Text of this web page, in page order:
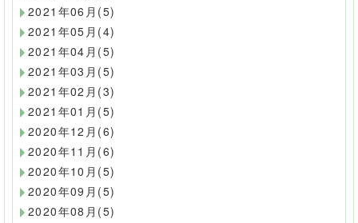
2021年06月(5)
2021年05月(4)
2021年04月(5)
2021年03月(5)
2021年02月(3)
2021年01月(5)
2020年12月(6)
2020年11月(6)
2020年10月(5)
2020年09月(5)
2020年08月(5)